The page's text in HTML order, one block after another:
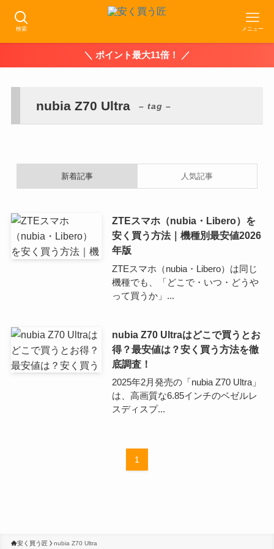
検索 メニュー
＼ ポイント最大11倍！ ／
nubia Z70 Ultra – tag –
新着記事 人気記事
ZTEスマホ（nubia・Libero）を
安く買う方法｜機種別最安値2026
年版
ZTEスマホ（nubia・Libero）は同じ
機種でも、「どこで・いつ・どうや
って買うか」...
nubia Z70 Ultraはどこで買うとお
得？最安値は？安く買う方法を徹
底調査！
2025年2月発売の「nubia Z70 Ultra」
は、高画質な6.85インチのベゼルレ
スディスプ...
1
安く買う匠 nubia Z70 Ultra